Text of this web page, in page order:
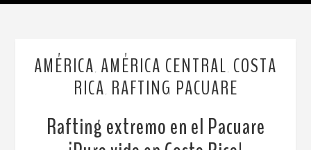
AMÉRICA AMÉRICA CENTRAL COSTA
RICA RAFTING PACUARE
Rafting extremo en el Pacuare